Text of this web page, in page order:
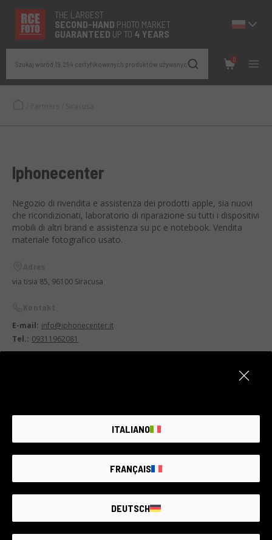
THE LARGEST
SECOND-HAND PHOTO MARKET
GUARANTEED UP TO 4 YEARS
Szukaj wśród 19.294 certyfikowanych produktów używanych
0
Iphonecenter
Negozio di rivendita e assistenza dei prodotti apple, sia nuovi
che ricondizionati, laboratorio di riparazione su tutti i dispositivi
mobili di altri brand e assistenza su pc e notebook. Vendita
materiale fotografico usato.
via tisia 85, 96100 Siracusa
E-mail: info@iphonecenter.it
Tel.: 09311962081
ITALIANO
FRANÇAIS
DEUTSCH